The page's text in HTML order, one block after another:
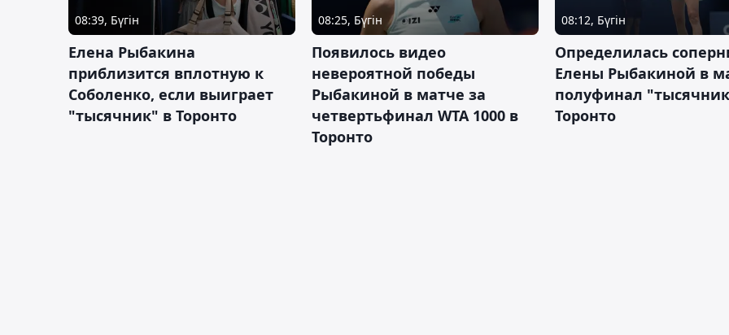
08:39, Бүгін
Елена Рыбакина
приблизится вплотную к
Соболенко, если выиграет
"тысячник" в Торонто
08:25, Бүгін
Появилось видео
невероятной победы
Рыбакиной в матче за
четвертьфинал WTA 1000 в
Торонто
08:12, Бүгін
Определилась
Елены Рыбакиной в
полуфинал
Торонто